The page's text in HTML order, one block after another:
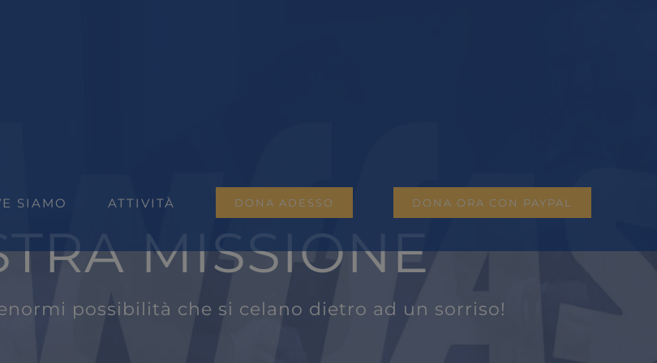
SIAMO ATTIVITÀ DONA ADESSO DONA ORA CON PAYPAL
MISSIONE
possibilità che si celano dietro ad un sorriso!